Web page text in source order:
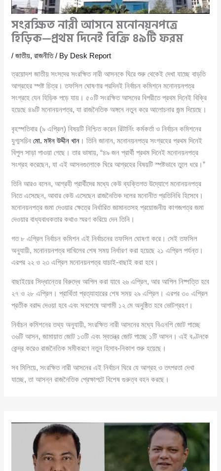
সংরক্ষিত নারী আসনে মনোনয়নপত্রে
হিড়িক—প্রথম দিনেই বিক্রি ৪৯টি ফরম
/জাতীয়,রাজনীতি/ By Desk Report
ত্রয়োদশ জাতীয় সংসদের সংরক্ষিত নারী আসনকে ঘিরে শুরু থেকেই দেখা যাচ্ছে বাড়তি
আগ্রহের স্পষ্ট চিত্র। তফসিল ঘোষণার পরদিনই নির্বাচন কমিশনে মনোনয়নপত্র
সংগ্রহে যেন হিড়িক পড়ে যায়। ৫০টি সংরক্ষিত আসনের বিপরীতে প্রথম দিনেই বিক্রি
হয়েছে ৪৯টি মনোনয়নপত্র, যা রাজনৈতিক অঙ্গনে নতুন করে আলোচনার জন্ম দিয়েছে।
বৃহস্পতিবার (৯ এপ্রিল) বিষয়টি নিশ্চিত করেন রিটার্নিং কর্মকর্তা ও নির্বাচন কমিশনের
যুগ্মসচিবমো. মঈন উদ্দীন খান । তিনি জানান, মনোনয়নপত্র সংগ্রহের প্রথম দিনেই
বিপুল সাড়া পাওয়া গেছে। তার ভাষায়, “৪৯ জন প্রার্থী প্রথম দিনেই মনোনয়নপত্র
সংগ্রহ করেছেন, যা এই আসনগুলোকে ঘিরে আগ্রহের বিষয়টি স্পষ্টভাবে তুলে ধরে।”
তিনি আরও বলেন, আগ্রহী প্রার্থীদের মধ্যে কেউ ব্যক্তিগত উদ্যোগে মনোনয়নপত্র
নিতে এসেছেন, আবার কেউ এসেছেন রাজনৈতিক দলের মনোনীত প্রতিনিধি হিসেবে।
মনোনয়নপত্র জমা দেওয়ার ক্ষেত্রে নির্ধারিত জামানতসহ প্রয়োজনীয় কাগজপত্র জমা
দেওয়ার বাধ্যবাধকতার কথাও স্মরণ করিয়ে দেন তিনি।
গত ৮ এপ্রিল নির্বাচন কমিশন এই নির্বাচনের তফসিল ঘোষণা করে। সেই তফসিল
অনুযায়ী, মনোনয়নপত্র দাখিলের শেষ সময় নির্ধারণ করা হয়েছে ২১ এপ্রিল পর্যন্ত।
এরপর ২২ ও ২৩ এপ্রিল মনোনয়নপত্র যাচাই-বাছাই করা হবে।
বাছাইয়ের সিদ্ধান্তের বিরুদ্ধে আপিল করা যাবে ২৬ এপ্রিল, আর আপিল নিষ্পত্তি হবে
২৭ ও ২৮ এপ্রিল। প্রার্থিতা প্রত্যাহারের শেষ সময় ২৯ এপ্রিল। এরপর ৩০ এপ্রিল
প্রতীক বরাদ্দ দেওয়া হবে এবং সবশেষে আগামী ১২ মে অনুষ্ঠিত হবে ভোটগ্রহণ।
নির্বাচন কমিশনের তথ্য অনুযায়ী, সংরক্ষিত নারী আসনের মধ্যে বিএনপি জোট পাচ্ছে
৩৬টি আসন, জামায়াত জোট ১৩টি এবং স্বতন্ত্র জোট পাচ্ছে ১টি আসন। এই বণ্টনকে
কেন্দ্র করেও রাজনৈতিক সমীকরণে নতুন হিসাব-নিকাশ শুরু হয়েছে।
সব মিলিয়ে, সংরক্ষিত নারী আসনের এই নির্বাচন ঘিরে যে আগ্রহ ও তৎপরতা দেখা
যাচ্ছে, তা আসন্ন রাজনৈতিক প্রেক্ষাপটে বিশেষ গুরুত্ব বহন করছে।